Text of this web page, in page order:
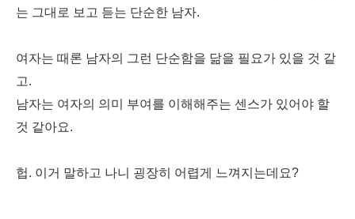
는 그대로 보고 듣는 단순한 남자.
여자는 때론 남자의 그런 단순함을 닮을 필요가 있을 것 같
고.
남자는 여자의 의미 부여를 이해해주는 센스가 있어야 할
것 같아요.
헙. 이거 말하고 나니 굉장히 어렵게 느껴지는데요?